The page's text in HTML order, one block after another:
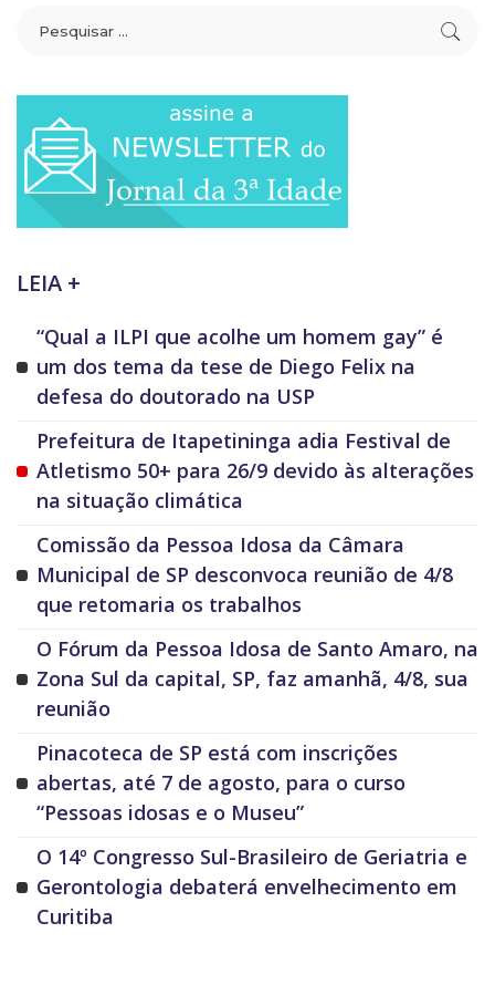
LEIA +
“Qual a ILPI que acolhe um homem gay” é
um dos tema da tese de Diego Felix na
defesa do doutorado na USP
Prefeitura de Itapetininga adia Festival de
Atletismo 50+ para 26/9 devido às alterações
na situação climática
Comissão da Pessoa Idosa da Câmara
Municipal de SP desconvoca reunião de 4/8
que retomaria os trabalhos
O Fórum da Pessoa Idosa de Santo Amaro, na
Zona Sul da capital, SP, faz amanhã, 4/8, sua
reunião
Pinacoteca de SP está com inscrições
abertas, até 7 de agosto, para o curso
“Pessoas idosas e o Museu”
O 14º Congresso Sul-Brasileiro de Geriatria e
Gerontologia debaterá envelhecimento em
Curitiba